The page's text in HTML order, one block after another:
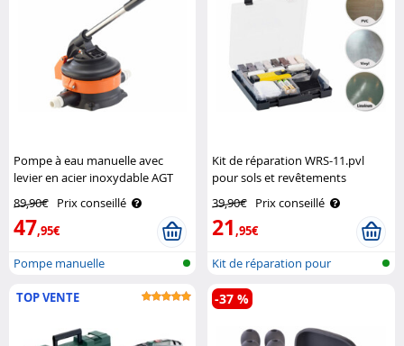
Pompe à eau manuelle avec
levier en acier inoxydable AGT
89,90€ Prix conseillé
47,95€
Pompe manuelle
Kit de réparation WRS-11.pvl
pour sols et revêtements
39,90€ Prix conseillé
21,95€
Kit de réparation pour
revêtement p..
TOP VENTE -37 %